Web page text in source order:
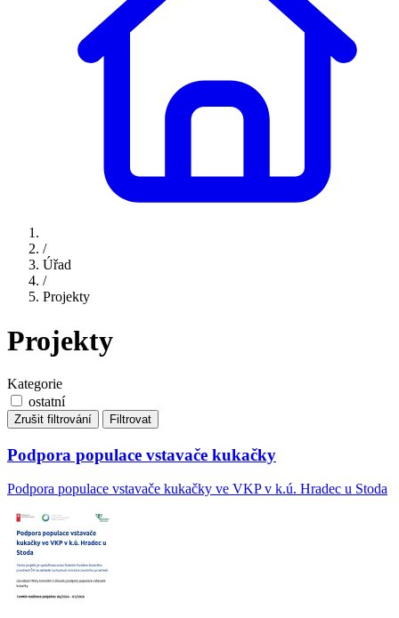
/
Úřad
/
Projekty
Projekty
Kategorie
ostatní
Zrušit filtrování Filtrovat
Podpora populace vstavače kukačky
Podpora populace vstavače kukačky ve VKP v k.ú. Hradec u Stoda